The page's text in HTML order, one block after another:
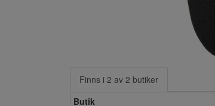
Finns i 2 av 2 butiker
Butik